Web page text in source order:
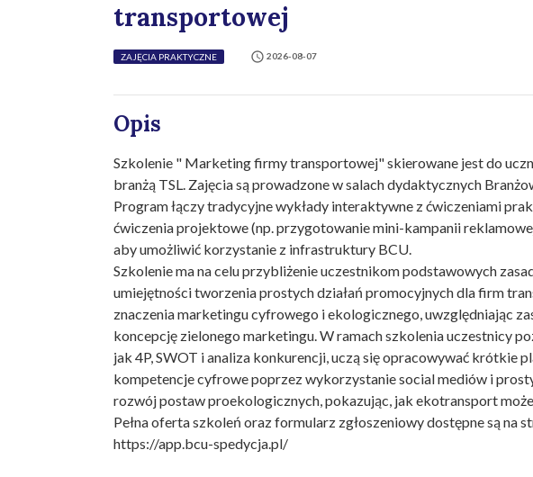
transportowej
ZAJĘCIA PRAKTYCZNE 2026-08-07
Opis
Szkolenie " Marketing firmy transportowej" skierowane jest do
branżą TSL. Zajęcia są prowadzone w salach dydaktycznych
Program łączy tradycyjne wykłady interaktywne z ćwiczeniami
ćwiczenia projektowe (np. przygotowanie mini-kampanii
aby umożliwić korzystanie z infrastruktury BCU.
Szkolenie ma na celu przybliżenie uczestnikom podstawowych
umiejętności tworzenia prostych działań promocyjnych dla firm
znaczenia marketingu cyfrowego i ekologicznego, uwzględniając
koncepcję zielonego marketingu. W ramach szkolenia uczestnicy
jak 4P, SWOT i analiza konkurencji, uczą się opracowywać
kompetencje cyfrowe poprzez wykorzystanie social mediów i
rozwój postaw proekologicznych, pokazując, jak ekotransport
Pełna oferta szkoleń oraz formularz zgłoszeniowy dostępne są na
https://app.bcu-spedycja.pl/